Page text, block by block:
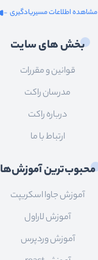
مشاهده اطلاعات مسیریادگیری
بخش های سایت
قوانین و مقررات
مدرسان راکت
درباره راکت
ارتباط با ما
محبوب‌ترین آموزش‌ها
آموزش جاوا اسکریپت
آموزش لاراول
آموزش وردپرس